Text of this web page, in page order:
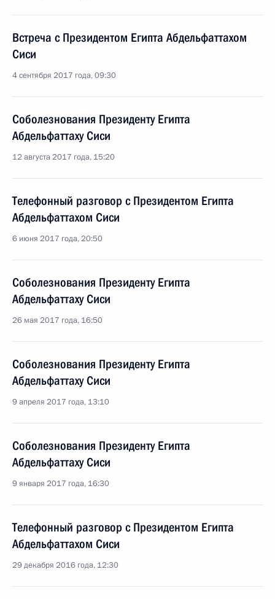
Встреча с Президентом Египта Абдельфаттахом
Сиси
4 сентября 2017 года, 09:30
Соболезнования Президенту Египта
Абдельфаттаху Сиси
12 августа 2017 года, 15:20
Телефонный разговор с Президентом Египта
Абдельфаттахом Сиси
6 июня 2017 года, 20:50
Соболезнования Президенту Египта
Абдельфаттаху Сиси
26 мая 2017 года, 16:50
Соболезнования Президенту Египта
Абдельфаттаху Сиси
9 апреля 2017 года, 13:10
Соболезнования Президенту Египта
Абдельфаттаху Сиси
9 января 2017 года, 16:30
Телефонный разговор с Президентом Египта
Абдельфаттахом Сиси
29 декабря 2016 года, 12:30